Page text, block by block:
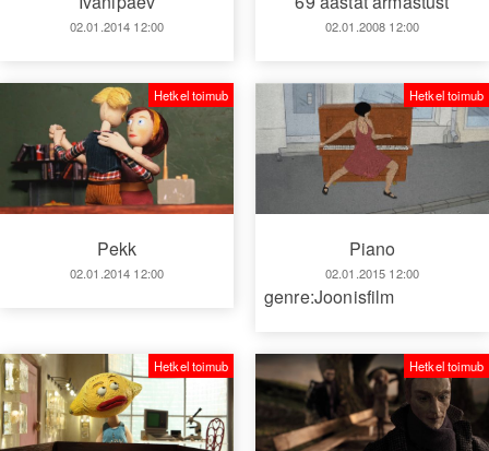
02.01.2014 12:00 02.01.2008 12:00
Pekk
02.01.2014 12:00
Hetkel toimub
Piano
02.01.2015 12:00
Hetkel toimub
genre:Joonisfilm
Hetkel toimub Hetkel toimub